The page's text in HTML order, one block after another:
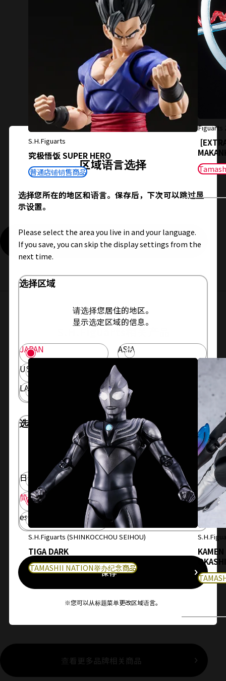
S.H.Figuarts
究极悟饭 SUPER HERO
普通店铺销售商品
Figuarts
查看更多作品相关商品
S.H.Figuarts (SHINKOCCHOU SEIHOU)
TIGA DARK
TAMASHII NATION举办纪念商品
查看更多品牌相关商品
关闭
区域语言选择
选择您所在的地区和语言。保存后，下次可以跳过显
示设置。
Please select the area you live in and your language.
If you save, you can skip the display settings from the
next time.
选择区域
请选择您居住的地区。
显示选定区域的信息。
JAPAN
ASIA
USA
EMEA
LATAM
选择语言
请选择浏览网站的语言。
日本語
English
简体中文
繁體中文
español
保存
※您可以从标题菜单更改区域语言。